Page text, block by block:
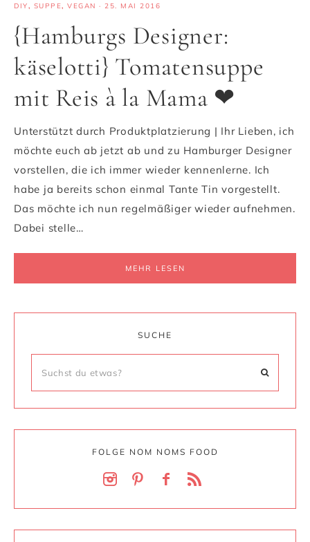
DIY, SUPPE, VEGAN · 25. MAI 2016
{Hamburgs Designer:
käselotti} Tomatensuppe
mit Reis à la Mama ❤
Unterstützt durch Produktplatzierung | Ihr Lieben, ich
möchte euch ab jetzt ab und zu Hamburger Designer
vorstellen, die ich immer wieder kennenlerne. Ich
habe ja bereits schon einmal Tante Tin vorgestellt.
Das möchte ich nun regelmäßiger wieder aufnehmen.
Dabei stelle…
MEHR LESEN
SUCHE
FOLGE NOM NOMS FOOD